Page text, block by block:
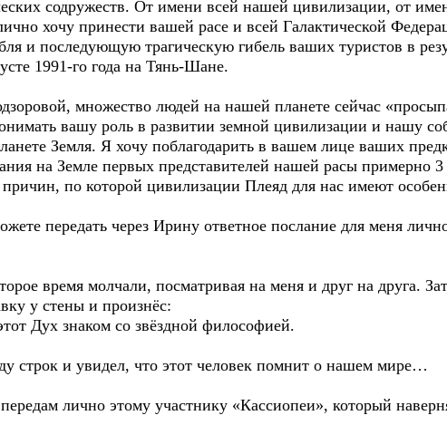
содружеств. От имени всей нашей цивилизации, от
хочу принести вашей расе и всей Галактической
и последующую трагическую гибель ваших туристов в
1991-го года на Тянь-Шане.
множество людей на нашей планете сейчас
вашу роль в развитии земной цивилизации и нашу
Земля. Я хочу поблагодарить в вашем лице ваших
на Земле первых представителей нашей расы примерно
причин, по которой цивилизации Плеяд для нас имеют
передать через Ирину ответное послание для меня
время молчали, посматривая на меня и друг на друга.
у стены и произнёс:
Дух знаком со звёздной философией.
строк и увидел, что этот человек помнит о нашем мире…
лично этому участнику «Кассиопеи», который